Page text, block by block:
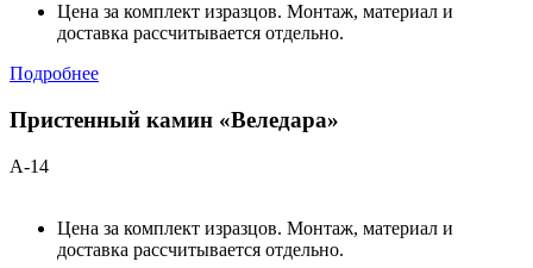
Цена за комплект изразцов. Монтаж, материал и
доставка рассчитывается отдельно.
Подробнее
Пристенный камин «Веледара»
А-14
Цена за комплект изразцов. Монтаж, материал и
доставка рассчитывается отдельно.